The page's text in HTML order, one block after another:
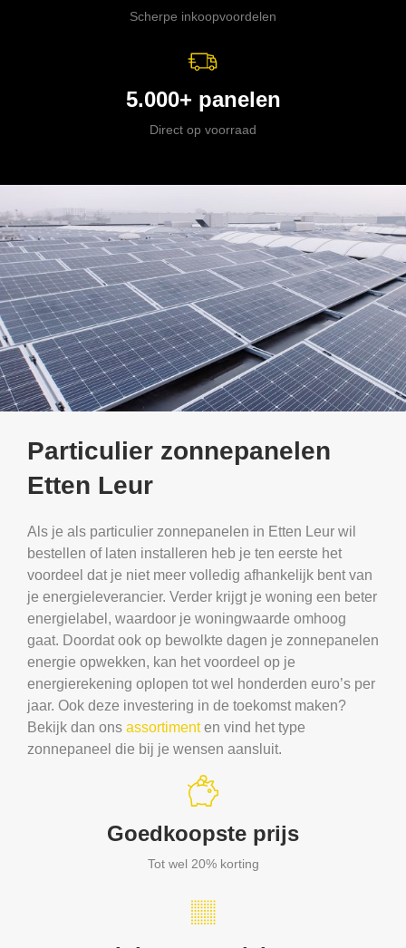
Scherpe inkoopvoordelen
5.000+ panelen
Direct op voorraad
Particulier zonnepanelen
Etten Leur
Als je als particulier zonnepanelen in Etten Leur wil
bestellen of laten installeren heb je ten eerste het
voordeel dat je niet meer volledig afhankelijk bent van
je energieleverancier. Verder krijgt je woning een beter
energielabel, waardoor je woningwaarde omhoog
gaat. Doordat ook op bewolkte dagen je zonnepanelen
energie opwekken, kan het voordeel op je
energierekening oplopen tot wel honderden euro’s per
jaar. Ook deze investering in de toekomst maken?
Bekijk dan ons assortimenten vind het type
zonnepaneel die bij je wensen aansluit.
Goedkoopste prijs
Tot wel 20% korting